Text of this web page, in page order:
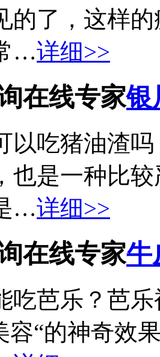
的了，这样
…详细>>
在线专家银
以吃猪油渣
也是一种比
…详细>>
在线专家牛
吃芭乐？芭
容“的神奇效